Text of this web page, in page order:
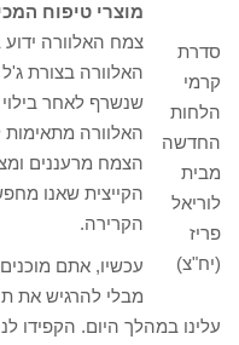
סדרת
קרמי
הלחות
החדשה
מבית
לוריאל
פריז
(יח"צ)
מוצרי טיפוח
צמח האלוורה ידוע
האלוורה בצורת
שנשרף לאחר
האלוורה
הצמח מרעננים
הקייצית שאנו
הקרירה.
עכשיו, אתם
מבלי להרגיש את
עלינו במהלך היום. הקפידו